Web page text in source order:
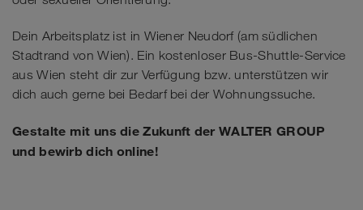
Dein Arbeitsplatz ist in Wiener Neudorf (am südlichen
Stadtrand von Wien). Ein kostenloser Bus-Shuttle-Service
aus Wien steht dir zur Verfügung bzw. unterstützen wir
dich auch gerne bei Bedarf bei der Wohnungssuche.
Gestalte mit uns die Zukunft der WALTER GROUP
und bewirb dich online!